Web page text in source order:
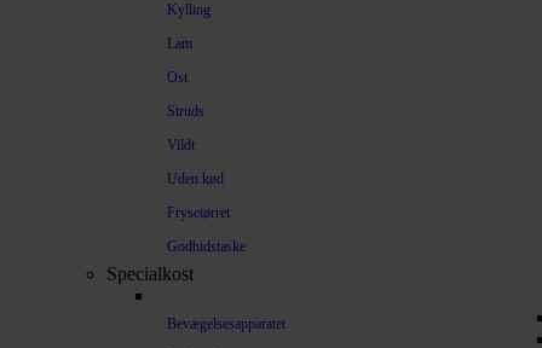
Kylling
Lam
Ost
Struds
Vildt
Uden kød
Frysetørret
Godbidstaske
Specialkost
Bevægelsesapparatet